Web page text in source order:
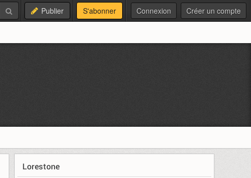
Publier S'abonner Connexion Créer un compte
Lorestone